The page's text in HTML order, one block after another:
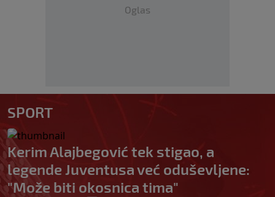
Oglas
SPORT
Kerim Alajbegović tek stigao, a
legende Juventusa već oduševljene:
"Može biti okosnica tima"